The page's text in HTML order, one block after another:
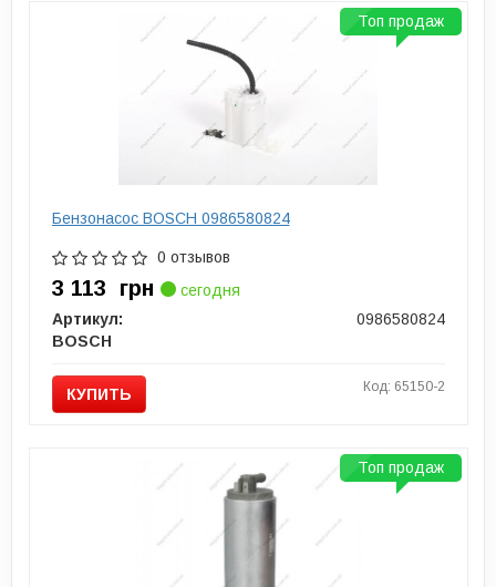
Бензонасос BOSCH 0986580824
0 отзывов
3 113 грн
сегодня
Артикул:
0986580824
BOSCH
КУПИТЬ Код: 65150-2
Топ продаж
Топ продаж